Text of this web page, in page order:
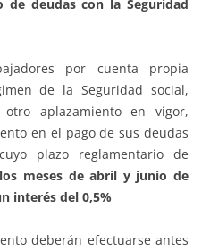
de deudas con la Seguridad
por cuenta propia
de la Seguridad social,
aplazamiento en vigor,
en el pago de sus deudas
plazo reglamentario de
meses de abril y junio de
interés del 0,5%
deberán efectuarse antes